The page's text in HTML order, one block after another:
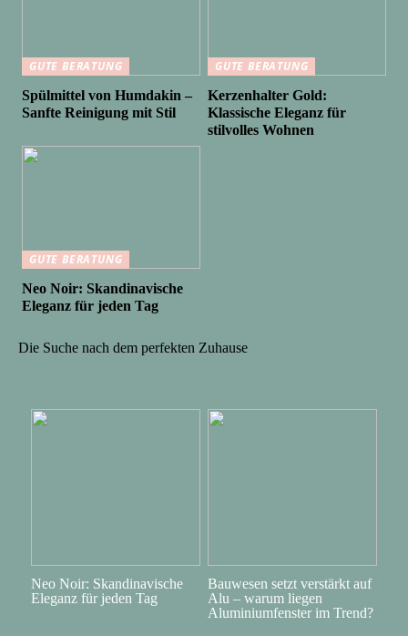
GUTE BERATUNG
Spülmittel von Humdakin –
Sanfte Reinigung mit Stil
GUTE BERATUNG
Kerzenhalter Gold:
Klassische Eleganz für
stilvolles Wohnen
GUTE BERATUNG
Neo Noir: Skandinavische
Eleganz für jeden Tag
Die Suche nach dem perfekten Zuhause
Neo Noir: Skandinavische
Eleganz für jeden Tag
Bauwesen setzt verstärkt auf
Alu – warum liegen
Aluminiumfenster im Trend?